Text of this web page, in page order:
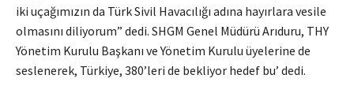
iki uçağımızın da Türk Sivil Havacılığı adına hayırlara vesile
olmasını diliyorum” dedi. SHGM Genel Müdürü Arıduru, THY
Yönetim Kurulu Başkanı ve Yönetim Kurulu üyelerine de
seslenerek, Türkiye, 380’leri de bekliyor hedef bu’ dedi.